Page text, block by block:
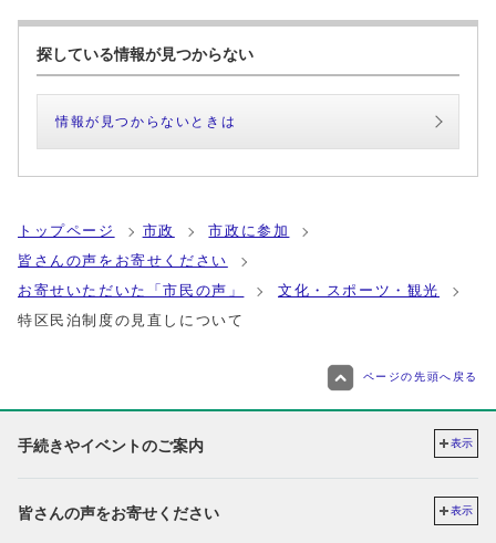
探している情報が見つからない
情報が見つからないときは
トップページ 市政
市政に参加
皆さんの声をお寄せください
お寄せいただいた「市民の声」
文化・スポーツ・観光
特区民泊制度の見直しについて
ページの先頭へ戻る
手続きやイベントのご案内 表示
皆さんの声をお寄せください 表示